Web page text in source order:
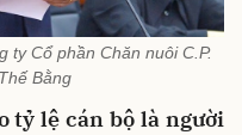
ty Cổ phần Chăn nuôi C.P.
Bằng
tỷ lệ cán bộ là người